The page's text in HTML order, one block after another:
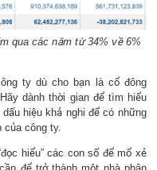
qua các năm từ 34% về 6%
ty dù cho bạn là cổ đông
dành thời gian để tìm hiểu
hiệu khả nghi để có những
của công ty.
hiểu” các con số để mổ xẻ